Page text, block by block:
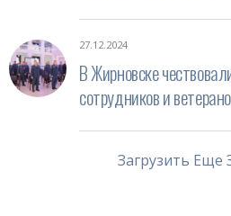
27.12.2024
В Жирновске
сотрудников и
Загрузить Еще